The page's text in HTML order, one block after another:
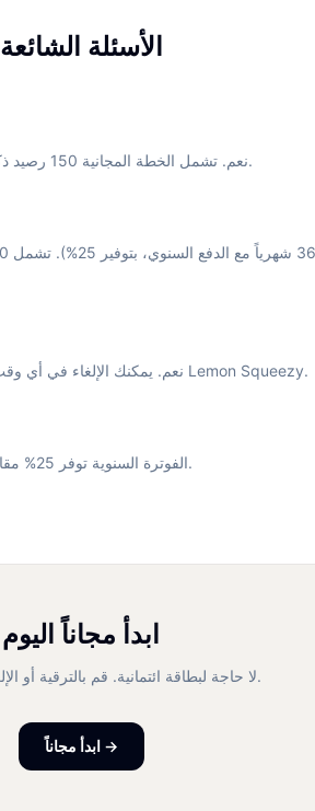
الأسئلة الشائعة
نعم. تشمل الخطة المجانية 150 رصيد ذكاء اصطناعي عند التسجيل. لا حاجة لبطاقة ائتمانية.
نعم. يمكنك الإلغاء في أي وقت دون أي رسوم. تتم معالجة المدفوعات بأمان عبر Lemon Squeezy.
الفوترة السنوية توفر 25% مقارنة بالفوترة الشهرية. يتم الخصم مرة واحدة سنوياً.
ابدأ مجاناً اليوم
لا حاجة لبطاقة ائتمانية. قم بالترقية أو الإلغاء في أي وقت.
ابدأ مجاناً →